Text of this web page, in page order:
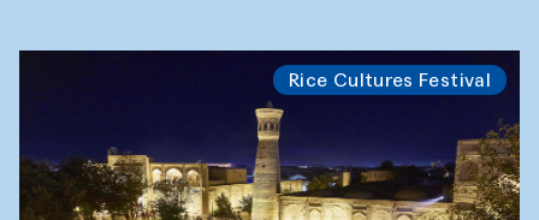
Rice Cultures Festival